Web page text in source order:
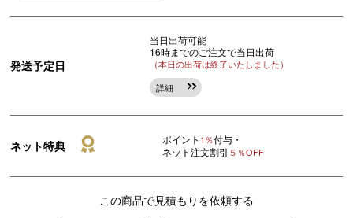
発送予定日
当日出荷可能
16時までのご注文で当日出荷
（本日の出荷は終了いたしました）
詳細
ネット特典 ポイント 1％付与・
ネット注文割引 ５％OFF
この商品で見積もりを依頼する